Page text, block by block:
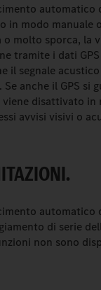
automatico
in modo manuale
molto sporca, la
tramite i dati
il segnale
anche il GPS si
viene disattivato in
avvisi visivi o
automatico
di serie
non sono